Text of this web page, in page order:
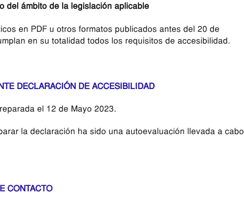
del ámbito de la legislación aplicable
en PDF u otros formatos publicados antes del 20 de
en su totalidad todos los requisitos de accesibilidad.
DECLARACIÓN DE ACCESIBILIDAD
el 12 de Mayo 2023.
la declaración ha sido una autoevaluación llevada a cabo
CONTACTO